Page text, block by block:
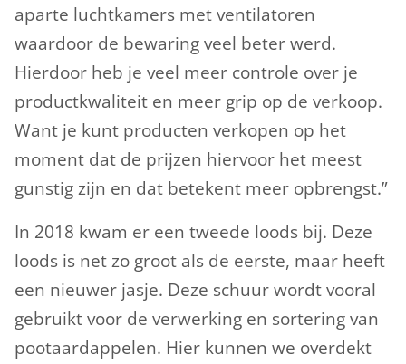
aparte luchtkamers met ventilatoren
waardoor de bewaring veel beter werd.
Hierdoor heb je veel meer controle over je
productkwaliteit en meer grip op de verkoop.
Want je kunt producten verkopen op het
moment dat de prijzen hiervoor het meest
gunstig zijn en dat betekent meer opbrengst.”
In 2018 kwam er een tweede loods bij. Deze
loods is net zo groot als de eerste, maar heeft
een nieuwer jasje. Deze schuur wordt vooral
gebruikt voor de verwerking en sortering van
pootaardappelen. Hier kunnen we overdekt